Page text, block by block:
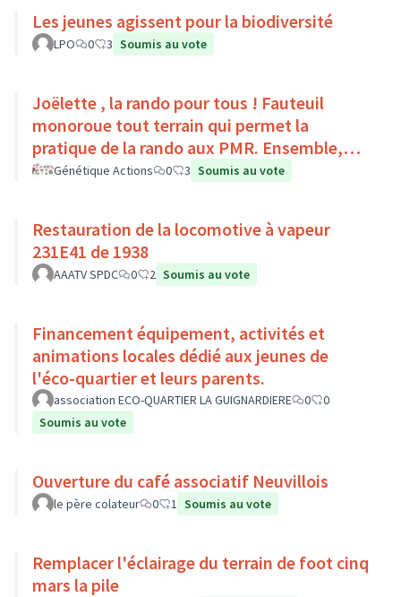
Les jeunes agissent pour la biodiversité
LPO 0 3 Soumis au vote
Joëlette , la rando pour tous ! Fauteuil
monoroue tout terrain qui permet la
pratique de la rando aux PMR. Ensemble,
faisons du sport :)
Génétique Actions 0 3 Soumis au vote
Restauration de la locomotive à vapeur
231E41 de 1938
AAATV SPDC 0 2 Soumis au vote
Financement équipement, activités et
animations locales dédié aux jeunes de
l'éco-quartier et leurs parents.
association ECO-QUARTIER LA GUIGNARDIERE 0
0
Soumis au vote
Ouverture du café associatif Neuvillois
le père colateur 0 1 Soumis au vote
Remplacer l'éclairage du terrain de foot cinq
mars la pile